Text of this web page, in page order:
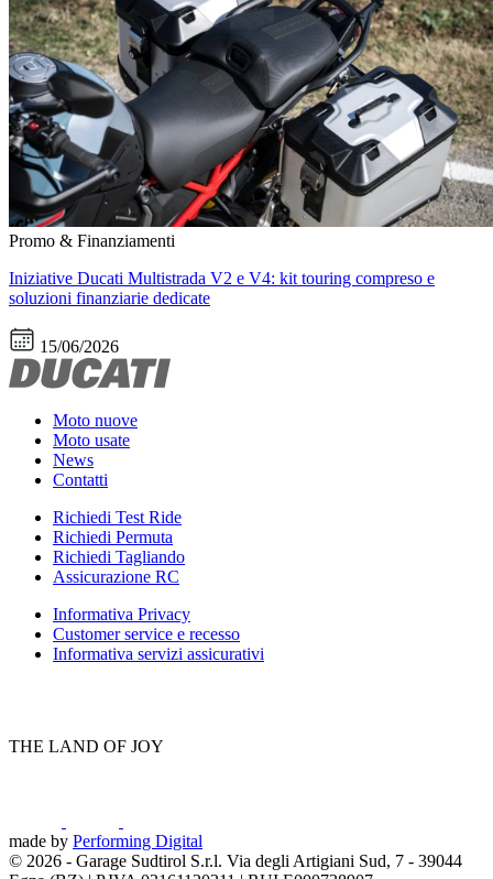
Promo & Finanziamenti
Iniziative Ducati Multistrada V2 e V4: kit touring compreso e
soluzioni finanziarie dedicate
15/06/2026
Moto nuove
Moto usate
News
Contatti
Richiedi Test Ride
Richiedi Permuta
Richiedi Tagliando
Assicurazione RC
Informativa Privacy
Customer service e recesso
Informativa servizi assicurativi
THE LAND OF JOY
made by Performing Digital
© 2026 - Garage Sudtirol S.r.l. Via degli Artigiani Sud, 7 - 39044